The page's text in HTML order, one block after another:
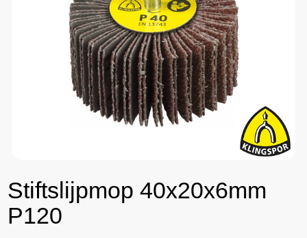
Stiftslijpmop 40x20x6mm
P120